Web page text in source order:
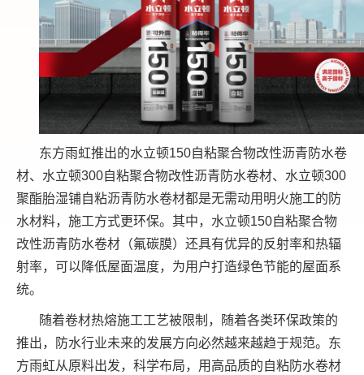
东方雨虹推出的水立顿150自粘聚合物改性沥青防水卷
材、水立顿300自粘聚合物改性沥青防水卷材、水立顿300
聚酯胎湿铺自粘沥青防水卷材都是无需动用明火施工的防
水材料，施工方式更环保。其中，水立顿150自粘聚合物
改性沥青防水卷材（氟碳膜）还具有优异的反射率和热辐
射率， 可以 降低屋面温度，为用户打造绿色节能的屋面系
统。
随着卷材热熔施工工艺被限制，随着各类环保政策的
推出，防水行业未来的发展方向必然越来越趋于规范。东
方雨虹从原料出发，科学布局，用高品质的自粘防水卷材